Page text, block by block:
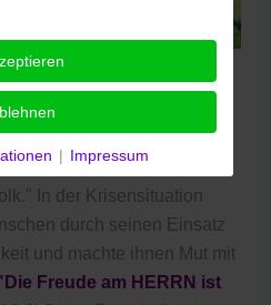
selbst mit Hand an.
er aus eigener
forderte ich nicht die
denn der Dienst lag schon
In der Krisensituation
durch seinen Einsatz
und machte ihnen Mut mit
Freude am HERRN ist
| Impressum